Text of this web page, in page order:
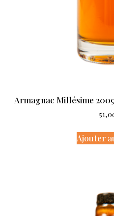
Armagnac Millésime
Ajouter